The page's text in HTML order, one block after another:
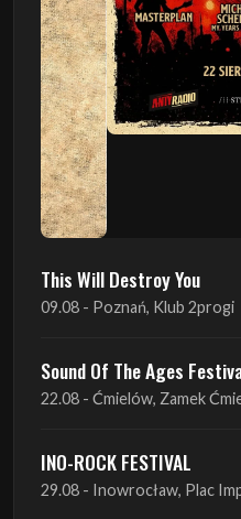
This Will Destroy You
09.08 - Poznań, Klub 2progi
Sound Of The Ages Festival
22.08 - Ćmielów, Zamek
INO-ROCK FESTIVAL
29.08 - Inowrocław, Plac
ProgRockFest 2026